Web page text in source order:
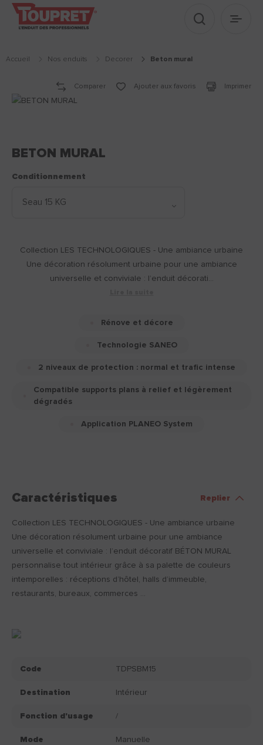
Afficher le
Accueil Nos enduits decorer beton mural
Comparer Ajouter aux favoris Imprimer
BETON MURAL
Collection LES TECHNOLOGIQUES - Une ambiance urbaine
Une décoration résolument urbaine pour une ambiance
universelle et conviviale : l’enduit décorati...
Conditionnement
Rénove et décore
Technologie SANEO
2 niveaux de protection : normal et trafic intense
Compatible supports plans à relief et légèrement
dégradés
Application PLANEO System
Caractéristiques Replier
Collection LES TECHNOLOGIQUES - Une ambiance urbaine
Une décoration résolument urbaine pour une ambiance
universelle et conviviale : l’enduit décoratif BÉTON MURAL
personnalise tout intérieur grâce à sa palette de couleurs
intemporelles : réceptions d’hôtel, halls d’immeuble,
restaurants, bureaux, commerces ...
Code TDPSBM15
Destination Intérieur
Fonction d'usage /
Mode
Manuelle